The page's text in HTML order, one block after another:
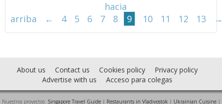
hacia
arriba
← 4 5 6 7 8 9 10 11 12 13
About us Contact us Cookies policy
Privacy policy
Advertise with us
Acceso para colegas
Nuestros proyectos: Singapore Travel Guide| Restaurants in Vladivostok | Ukrainian Cuisine|